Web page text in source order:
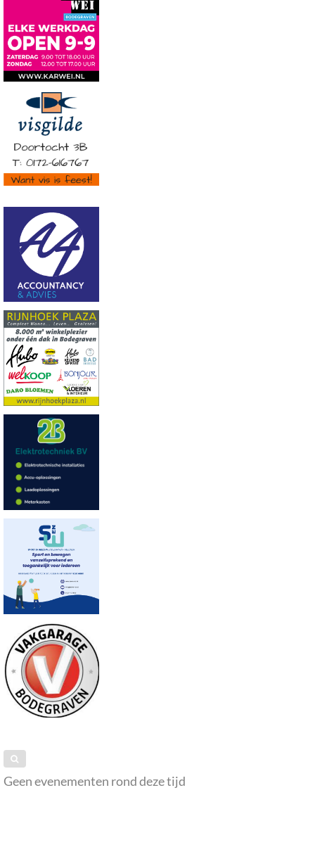
Geen evenementen rond deze tijd